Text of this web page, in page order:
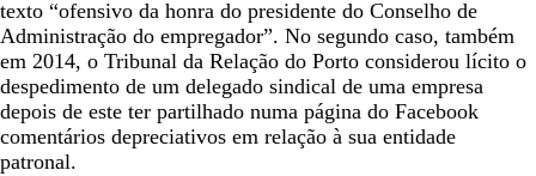
texto “ofensivo da honra do presidente do Conselho de
Administração do empregador”. No segundo caso, também
em 2014, o Tribunal da Relação do Porto considerou lícito o
despedimento de um delegado sindical de uma empresa
depois de este ter partilhado numa página do Facebook
comentários depreciativos em relação à sua entidade
patronal.